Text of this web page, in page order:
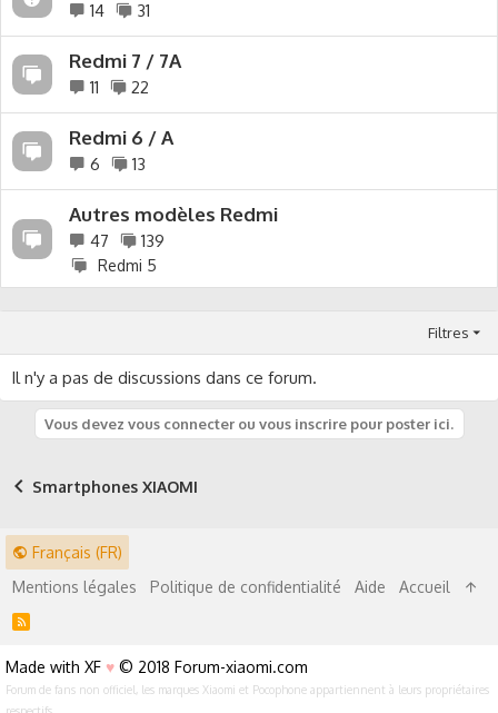
14 31
Redmi 7 / 7A
11 22
Redmi 6 / A
6 13
Autres modèles Redmi
47 139
Redmi 5
Filtres
Il n'y a pas de discussions dans ce forum.
Vous devez vous connecter ou vous inscrire pour poster ici.
Smartphones XIAOMI
Français (FR)
Mentions légales
Politique de confidentialité Aide Accueil
R
Made with XF ♥ © 2018 Forum-xiaomi.com
Forum de fans non officiel, les marques Xiaomi et Pocophone appartiennent à leurs propriétaires